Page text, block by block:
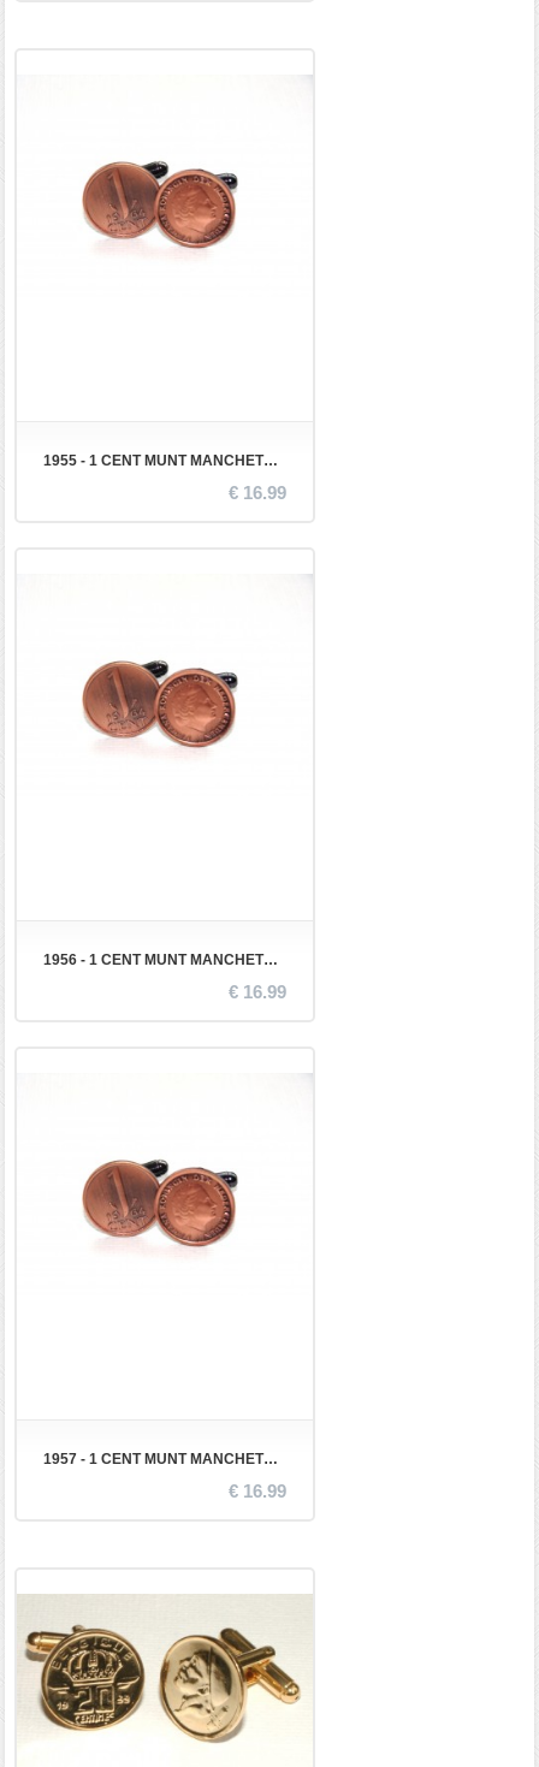
1955 - 1 CENT MUNT MANCHETKNOPEN
€ 16.99
1956 - 1 CENT MUNT MANCHETKNOPEN
€ 16.99
1957 - 1 CENT MUNT MANCHETKNOPEN
€ 16.99